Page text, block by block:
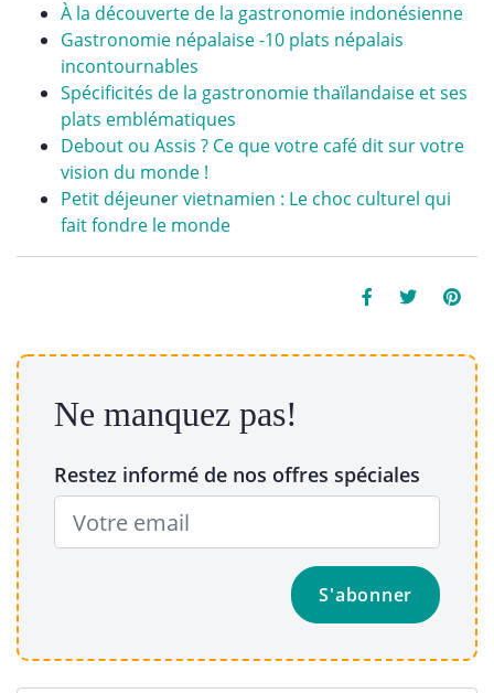
À la découverte de la gastronomie indonésienne
Gastronomie népalaise -10 plats népalais
incontournables
Spécificités de la gastronomie thaïlandaise et ses
plats emblématiques
Debout ou Assis ? Ce que votre café dit sur votre
vision du monde !
Petit déjeuner vietnamien : Le choc culturel qui
fait fondre le monde
Ne manquez pas!
Restez informé de nos offres spéciales